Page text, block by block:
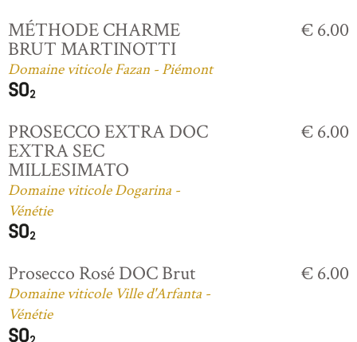
MÉTHODE CHARME
BRUT MARTINOTTI
Domaine viticole Fazan - Piémont
€ 6.00
PROSECCO EXTRA DOC
EXTRA SEC
MILLESIMATO
Domaine viticole Dogarina -
Vénétie
€ 6.00
Prosecco Rosé DOC Brut
Domaine viticole Ville d'Arfanta -
Vénétie
€ 6.00